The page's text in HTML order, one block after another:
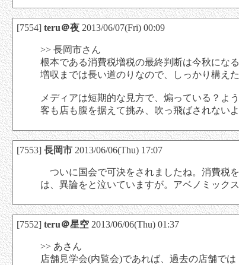
[7554] teru＠夜2013/06/07(Fri) 00:09
>> 長岡市さん
根本である消費税増税の最終判断は今秋になる
増収までは長い道のりなので、しっかり構えた
メディアは短期的な見方で、煽っている？よ
客も店も腹を据えて挑み、吹っ飛ばされない
[7553] 長岡市2013/06/06(Thu) 17:07
ついに国会で可決をされましたね。消費税
は、異論をと泣いていますが。アベノミック
[7552] teru＠星空2013/06/06(Thu) 01:37
>> あさん
店舗見学会(内覧会)であれば、過去の店舗では